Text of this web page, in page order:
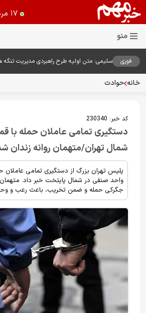
۱۷ مرداد ۱۴۰۵
فوری
سلیمی: متن اولیه طرح راهبردی مدیریت
خانه حوادث
کد خبر: 230340
دستگیری تمامی عاملان حمله با
شمال تهران/متهمان روانه زندان
پلیس تهران بزرگ از دستگیری تمامی عاملان
واحد صنفی در شمال پایتخت خبر داد.
جگرکی حمله و ضمن تخریب، باعث رعب و